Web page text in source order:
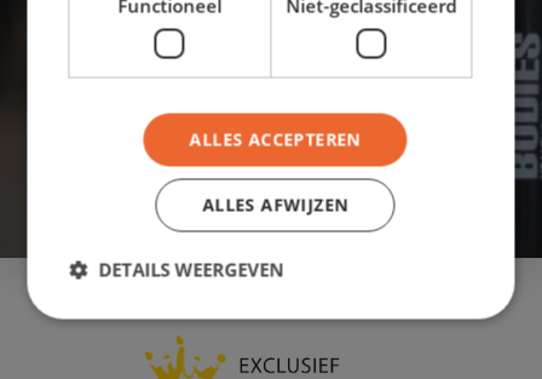
Start nu met sporten. Onze sportcoaches staan
Start met sporten
Functioneel Niet-geclassificeerd
ALLES ACCEPTEREN
ALLES AFWIJZEN
DETAILS WEERGEVEN
Strikt noodzakelijk Prestatie